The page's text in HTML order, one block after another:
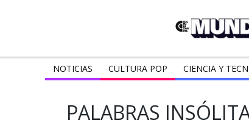
NOTICIAS CULTURA POP CIENCIA Y
PALABRAS